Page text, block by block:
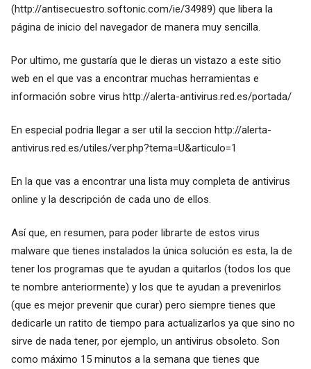
(http://antisecuestro.softonic.com/ie/34989) que libera la
página de inicio del navegador de manera muy sencilla.
Por ultimo, me gustaría que le dieras un vistazo a este sitio
web en el que vas a encontrar muchas herramientas e
información sobre virus http://alerta-antivirus.red.es/portada/
En especial podria llegar a ser util la seccion http://alerta-
antivirus.red.es/utiles/ver.php?tema=U&articulo=1
En la que vas a encontrar una lista muy completa de antivirus
online y la descripción de cada uno de ellos.
Así que, en resumen, para poder librarte de estos virus
malware que tienes instalados la única solución es esta, la de
tener los programas que te ayudan a quitarlos (todos los que
te nombre anteriormente) y los que te ayudan a prevenirlos
(que es mejor prevenir que curar) pero siempre tienes que
dedicarle un ratito de tiempo para actualizarlos ya que sino no
sirve de nada tener, por ejemplo, un antivirus obsoleto. Son
como máximo 15 minutos a la semana que tienes que